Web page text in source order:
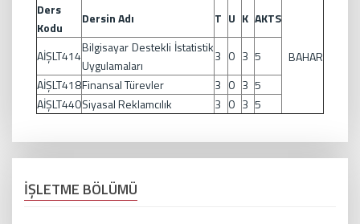
Ders
Kodu
Dersin Adı T U K AKTS
BAHAR
AİŞLT414
Bilgisayar Destekli İstatistik
Uygulamaları
3 0 3 5
AİŞLT418Finansal Türevler 3 0 3 5
AİŞLT440Siyasal Reklamcılık 3 0 3 5
İŞLETME BÖLÜMÜ